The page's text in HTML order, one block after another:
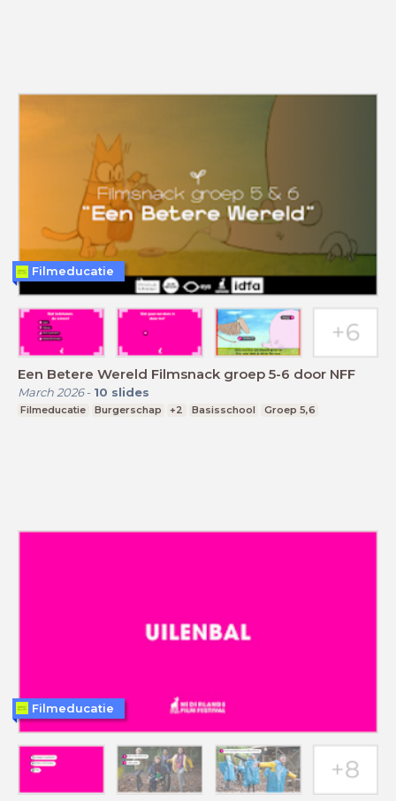
Een Betere Wereld Filmsnack groep 5-6 door NFF
March 2026- 10 slides
Filmeducatie Burgerschap +2 Basisschool Groep 5,6
Filmeducatie
Filmeducatie